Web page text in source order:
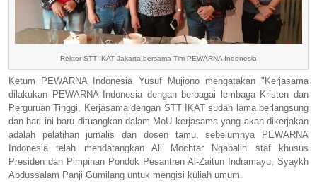
Rektor STT IKAT Jakarta bersama Tim PEWARNA Indonesia
Ketum PEWARNA Indonesia Yusuf Mujiono mengatakan "Kerjasama
dilakukan PEWARNA Indonesia dengan berbagai lembaga Kristen dan
Perguruan Tinggi, Kerjasama dengan STT IKAT sudah lama berlangsung
dan hari ini baru dituangkan dalam MoU kerjasama yang akan dikerjakan
adalah pelatihan jurnalis dan dosen tamu, sebelumnya PEWARNA
Indonesia telah mendatangkan Ali Mochtar Ngabalin staf khusus
Presiden dan Pimpinan Pondok Pesantren Al-Zaitun Indramayu, Syaykh
Abdussalam Panji Gumilang untuk mengisi kuliah umum.